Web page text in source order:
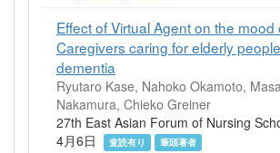
Effect of Virtual Agent on the mood
Caregivers caring for elderly
dementia
Ryutaro Kase, Nahoko Okamoto,
Nakamura, Chieko Greiner
27th East Asian Forum of Nursing
4月6日
査読有り 筆頭著者